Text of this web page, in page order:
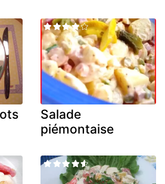
Salade
piémontaise